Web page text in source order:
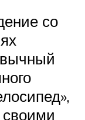
со
своими